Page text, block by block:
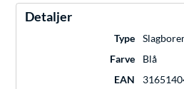
Detaljer
Type
Farve
Blå
EAN